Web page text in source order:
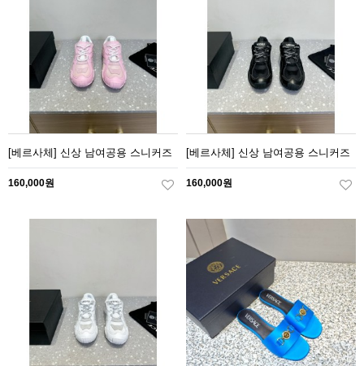
[베르사체] 신상 남여공용 스니커즈
160,000원
[베르사체] 신상 남여공용 스니커즈
160,000원